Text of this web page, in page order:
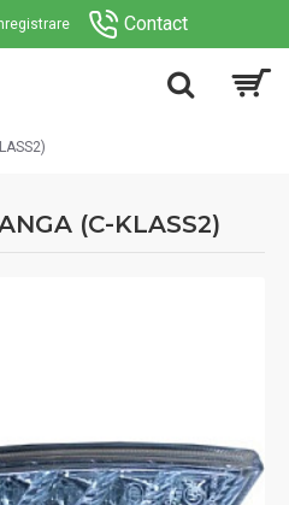
Contact
(C-KLASS2)